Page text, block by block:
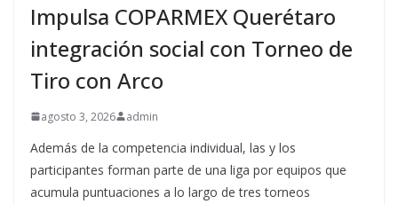
Impulsa COPARMEX Querétaro
integración social con Torneo de
Tiro con Arco
agosto 3, 2026 admin
Además de la competencia individual, las y los
participantes forman parte de una liga por equipos que
acumula puntuaciones a lo largo de tres torneos